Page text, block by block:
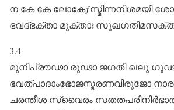
ന കേ കേ ലോകേƒസ്മിന്നനിശമയി
ഭവദ്ഭക്താ മുക്താഃ
3.4
മുനിപ്രൗഢാ രൂഢാ ജഗതി ഖലു
ഭവത്പാദാംഭോജസ്മരണവിരുജോ
ചരന്തീശ സ്വൈരം